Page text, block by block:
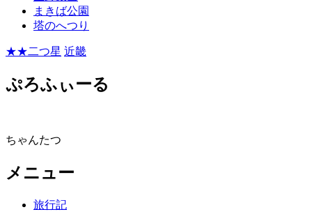
まきば公園
塔のへつり
★★二つ星 近畿
ぷろふぃーる
ちゃんたつ
メニュー
旅行記